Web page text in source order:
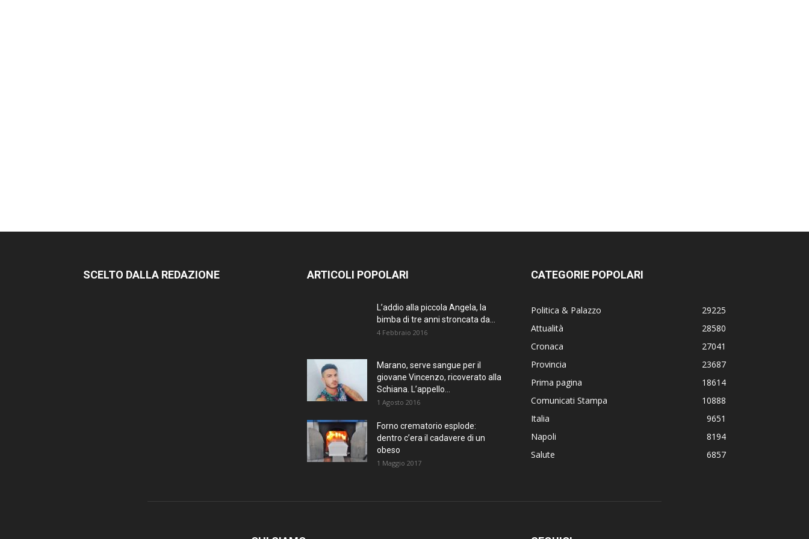
SCELTO DALLA REDAZIONE ARTICOLI POPOLARI
L’addio alla piccola Angela, la
bimba di tre anni stroncata da...
4 Febbraio 2016
Marano, serve sangue per il
giovane Vincenzo, ricoverato alla
Schiana. L’appello...
1 Agosto 2016
Forno crematorio esplode:
dentro c’era il cadavere di un
obeso
1 Maggio 2017
CATEGORIE POPOLARI
Politica & Palazzo
29225
Attualità
28580
Cronaca
27041
Provincia
23687
Prima pagina
18614
Comunicati Stampa
10888
Italia
9651
Napoli
8194
Salute
6857